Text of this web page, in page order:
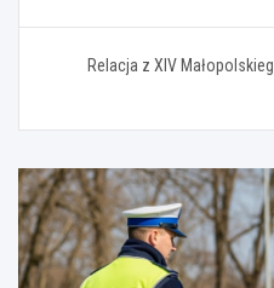
Relacja z XIV